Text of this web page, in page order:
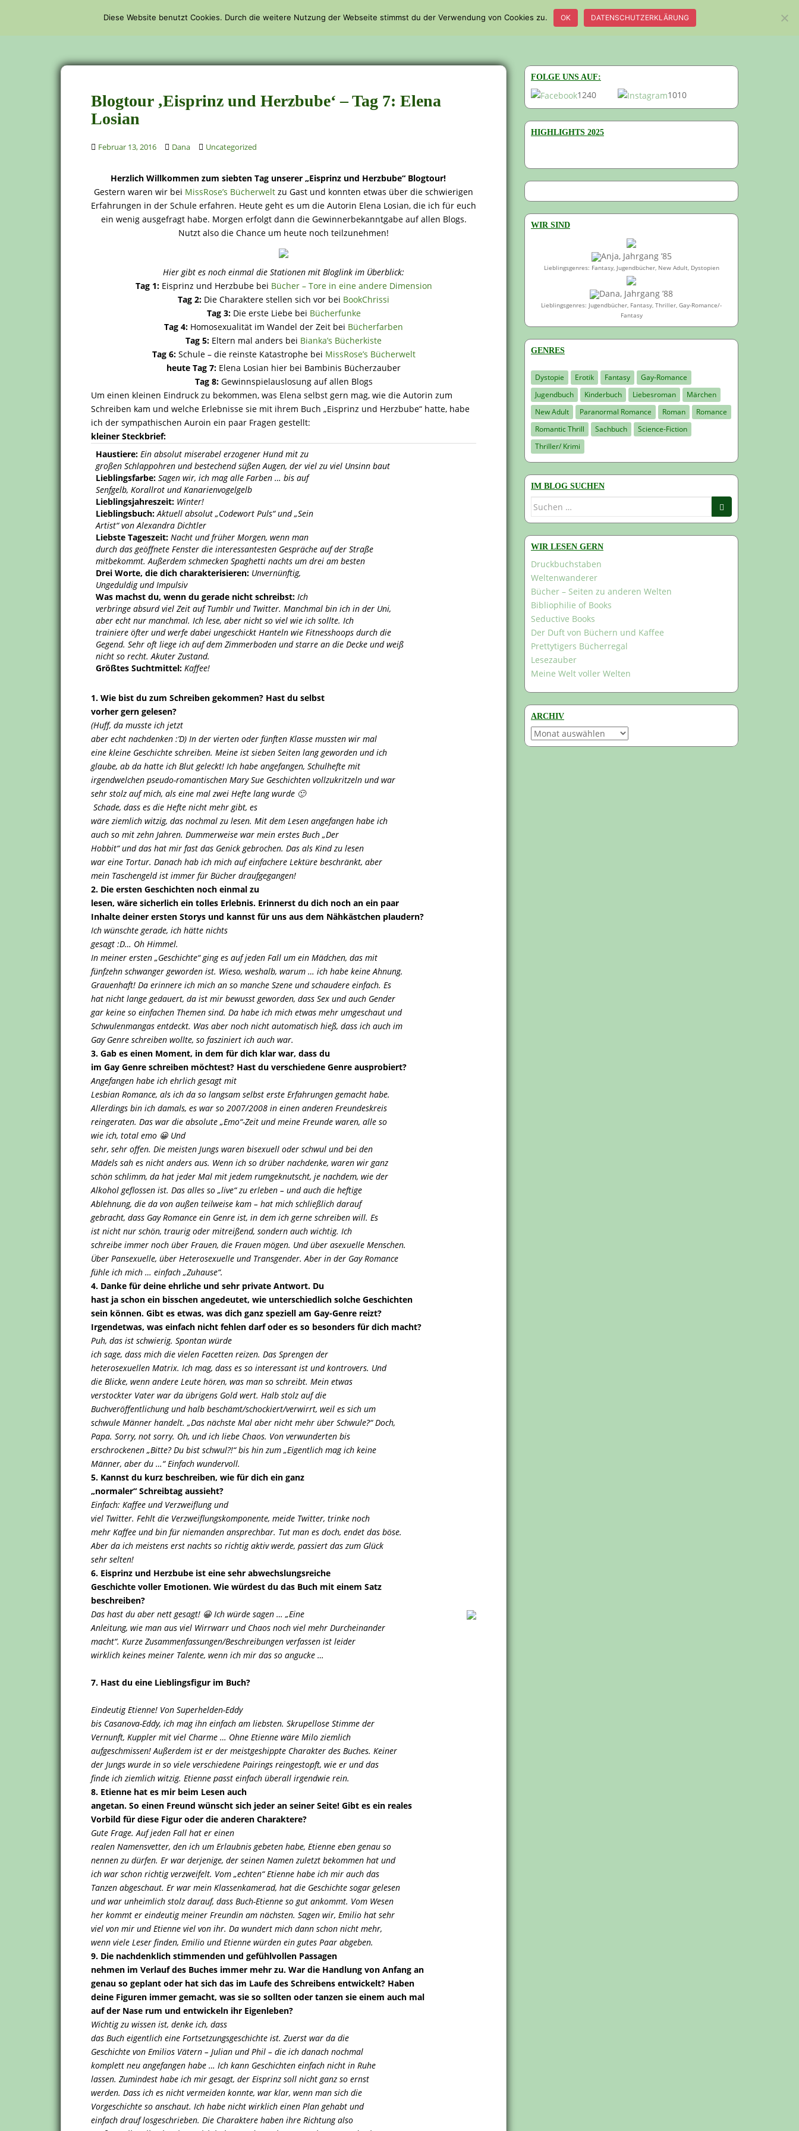
STARTSEITE REZENSIONEN LESEHIGHLIGHTS INTERVIEWS LESEPAUSE ÜBER UNS IMPRESSUM DATENSCHUTZ
Blogtour ‚Eisprinz und Herzbube‘ – Tag 7: Elena
Losian
Februar 13, 2016 Dana Uncategorized
Herzlich Willkommen zum siebten Tag unserer „Eisprinz und Herzbube“ Blogtour!
Gestern waren wir bei MissRose’s Bücherwelt zu Gast und konnten etwas über die schwierigen
Erfahrungen in der Schule erfahren. Heute geht es um die Autorin Elena Losian, die ich für euch
ein wenig ausgefragt habe. Morgen erfolgt dann die Gewinnerbekanntgabe auf allen Blogs.
Nutzt also die Chance um heute noch teilzunehmen!
Hier gibt es noch einmal die Stationen mit Bloglink im Überblick:
Tag 1: Eisprinz und Herzbube bei Bücher – Tore in eine andere Dimension
Tag 2: Die Charaktere stellen sich vor bei BookChrissi
Tag 3: Die erste Liebe bei Bücherfunke
Tag 4: Homosexualität im Wandel der Zeit bei Bücherfarben
Tag 5: Eltern mal anders bei Bianka’s Bücherkiste
Tag 6:Schule – die reinste Katastrophe bei MissRose’s Bücherwelt
heute Tag 7: Elena Losian hier bei Bambinis Bücherzauber
Tag 8: Gewinnspielauslosung auf allen Blogs
Um einen kleinen Eindruck zu bekommen, was Elena selbst gern mag, wie die Autorin zum
Schreiben kam und welche Erlebnisse sie mit ihrem Buch „Eisprinz und Herzbube“ hatte, habe
ich der sympathischen Auroin ein paar Fragen gestellt:
kleiner Steckbrief:
Haustiere: Ein absolut miserabel erzogener Hund mit zu
großen Schlappohren und bestechend süßen Augen, der viel zu viel Unsinn baut
Lieblingsfarbe: Sagen wir, ich mag alle Farben … bis auf
Senfgelb, Korallrot und Kanarienvogelgelb
Lieblingsjahreszeit: Winter!
Lieblingsbuch: Aktuell absolut „Codewort Puls“ und „Sein
Artist“ von Alexandra Dichtler
Liebste Tageszeit: Nacht und früher Morgen, wenn man
durch das geöffnete Fenster die interessantesten Gespräche auf der Straße
mitbekommt. Außerdem schmecken Spaghetti nachts um drei am besten
Drei Worte, die dich charakterisieren: Unvernünftig,
Ungeduldig und Impulsiv
Was machst du, wenn du gerade nicht schreibst: Ich
verbringe absurd viel Zeit auf Tumblr und Twitter. Manchmal bin ich in der Uni,
aber echt nur manchmal. Ich lese, aber nicht so viel wie ich sollte. Ich
trainiere öfter und werfe dabei ungeschickt Hanteln wie Fitnesshoops durch die
Gegend. Sehr oft liege ich auf dem Zimmerboden und starre an die Decke und weiß
nicht so recht. Akuter Zustand.
Größtes Suchtmittel: Kaffee!
1. Wie bist du zum Schreiben gekommen? Hast du selbst
vorher gern gelesen?
(Huff, da musste ich jetzt
aber echt nachdenken :’D) In der vierten oder fünften Klasse mussten wir mal
eine kleine Geschichte schreiben. Meine ist sieben Seiten lang geworden und ich
glaube, ab da hatte ich Blut geleckt! Ich habe angefangen, Schulhefte mit
irgendwelchen pseudo-romantischen Mary Sue Geschichten vollzukritzeln und war
sehr stolz auf mich, als eine mal zwei Hefte lang wurde 🙂
Schade, dass es die Hefte nicht mehr gibt, es
wäre ziemlich witzig, das nochmal zu lesen. Mit dem Lesen angefangen habe ich
auch so mit zehn Jahren. Dummerweise war mein erstes Buch „Der
Hobbit“ und das hat mir fast das Genick gebrochen. Das als Kind zu lesen
war eine Tortur. Danach hab ich mich auf einfachere Lektüre beschränkt, aber
mein Taschengeld ist immer für Bücher draufgegangen!
2. Die ersten Geschichten noch einmal zu
lesen, wäre sicherlich ein tolles Erlebnis. Erinnerst du dich noch an ein paar
Inhalte deiner ersten Storys und kannst für uns aus dem Nähkästchen plaudern?
Ich wünschte gerade, ich hätte nichts
gesagt :D… Oh Himmel.
In meiner ersten „Geschichte“ ging es auf jeden Fall um ein Mädchen, das mit
fünfzehn schwanger geworden ist. Wieso, weshalb, warum … ich habe keine Ahnung.
Grauenhaft! Da erinnere ich mich an so manche Szene und schaudere einfach. Es
hat nicht lange gedauert, da ist mir bewusst geworden, dass Sex und auch Gender
gar keine so einfachen Themen sind. Da habe ich mich etwas mehr umgeschaut und
Schwulenmangas entdeckt. Was aber noch nicht automatisch hieß, dass ich auch im
Gay Genre schreiben wollte, so fasziniert ich auch war.
3. Gab es einen Moment, in dem für dich klar war, dass du
im Gay Genre schreiben möchtest? Hast du verschiedene Genre ausprobiert?
Angefangen habe ich ehrlich gesagt mit
Lesbian Romance, als ich da so langsam selbst erste Erfahrungen gemacht habe.
Allerdings bin ich damals, es war so 2007/2008 in einen anderen Freundeskreis
reingeraten. Das war die absolute „Emo“-Zeit und meine Freunde waren, alle so
wie ich, total emo 😀 Und
sehr, sehr offen. Die meisten Jungs waren bisexuell oder schwul und bei den
Mädels sah es nicht anders aus. Wenn ich so drüber nachdenke, waren wir ganz
schön schlimm, da hat jeder Mal mit jedem rumgeknutscht, je nachdem, wie der
Alkohol geflossen ist. Das alles so „live“ zu erleben – und auch die heftige
Ablehnung, die da von außen teilweise kam – hat mich schließlich darauf
gebracht, dass Gay Romance ein Genre ist, in dem ich gerne schreiben will. Es
ist nicht nur schön, traurig oder mitreißend, sondern auch wichtig. Ich
schreibe immer noch über Frauen, die Frauen mögen. Und über asexuelle Menschen.
Über Pansexuelle, über Heterosexuelle und Transgender. Aber in der Gay Romance
fühle ich mich … einfach „Zuhause“.
4. Danke für deine ehrliche und sehr private Antwort. Du
hast ja schon ein bisschen angedeutet, wie unterschiedlich solche Geschichten
sein können. Gibt es etwas, was dich ganz speziell am Gay-Genre reizt?
Irgendetwas, was einfach nicht fehlen darf oder es so besonders für dich macht?
Puh, das ist schwierig. Spontan würde
ich sage, dass mich die vielen Facetten reizen. Das Sprengen der
heterosexuellen Matrix. Ich mag, dass es so interessant ist und kontrovers. Und
die Blicke, wenn andere Leute hören, was man so schreibt. Mein etwas
verstockter Vater war da übrigens Gold wert. Halb stolz auf die
Buchveröffentlichung und halb beschämt/schockiert/verwirrt, weil es sich um
schwule Männer handelt. „Das nächste Mal aber nicht mehr über Schwule?“ Doch,
Papa. Sorry, not sorry. Oh, und ich liebe Chaos. Von verwunderten bis
erschrockenen „Bitte? Du bist schwul?!“ bis hin zum „Eigentlich mag ich keine
Männer, aber du …“ Einfach wundervoll.
5. Kannst du kurz beschreiben, wie für dich ein ganz
„normaler“ Schreibtag aussieht?
Einfach: Kaffee und Verzweiflung und
viel Twitter. Fehlt die Verzweiflungskomponente, meide Twitter, trinke noch
mehr Kaffee und bin für niemanden ansprechbar. Tut man es doch, endet das böse.
Aber da ich meistens erst nachts so richtig aktiv werde, passiert das zum Glück
sehr selten!
6. Eisprinz und Herzbube ist eine sehr abwechslungsreiche
Geschichte voller Emotionen. Wie würdest du das Buch mit einem Satz
beschreiben?
Das hast du aber nett gesagt! 😀 Ich würde sagen … „Eine
Anleitung, wie man aus viel Wirrwarr und Chaos noch viel mehr Durcheinander
macht“. Kurze Zusammenfassungen/Beschreibungen verfassen ist leider
wirklich keines meiner Talente, wenn ich mir das so angucke …
7. Hast du eine Lieblingsfigur im Buch?
Eindeutig Etienne! Von Superhelden-Eddy
bis Casanova-Eddy, ich mag ihn einfach am liebsten. Skrupellose Stimme der
Vernunft, Kuppler mit viel Charme … Ohne Etienne wäre Milo ziemlich
aufgeschmissen! Außerdem ist er der meistgeshippte Charakter des Buches. Keiner
der Jungs wurde in so viele verschiedene Pairings reingestopft, wie er und das
finde ich ziemlich witzig. Etienne passt einfach überall irgendwie rein.
8. Etienne hat es mir beim Lesen auch
angetan. So einen Freund wünscht sich jeder an seiner Seite! Gibt es ein reales
Vorbild für diese Figur oder die anderen Charaktere?
Gute Frage. Auf jeden Fall hat er einen
realen Namensvetter, den ich um Erlaubnis gebeten habe, Etienne eben genau so
nennen zu dürfen. Er war derjenige, der seinen Namen zuletzt bekommen hat und
ich war schon richtig verzweifelt. Vom „echten“ Etienne habe ich mir auch das
Tanzen abgeschaut. Er war mein Klassenkamerad, hat die Geschichte sogar gelesen
und war unheimlich stolz darauf, dass Buch-Etienne so gut ankommt. Vom Wesen
her kommt er eindeutig meiner Freundin am nächsten. Sagen wir, Emilio hat sehr
viel von mir und Etienne viel von ihr. Da wundert mich dann schon nicht mehr,
wenn viele Leser finden, Emilio und Etienne würden ein gutes Paar abgeben.
9. Die nachdenklich stimmenden und gefühlvollen Passagen
nehmen im Verlauf des Buches immer mehr zu. War die Handlung von Anfang an
genau so geplant oder hat sich das im Laufe des Schreibens entwickelt? Haben
deine Figuren immer gemacht, was sie so sollten oder tanzen sie einem auch mal
auf der Nase rum und entwickeln ihr Eigenleben?
Wichtig zu wissen ist, denke ich, dass
das Buch eigentlich eine Fortsetzungsgeschichte ist. Zuerst war da die
Geschichte von Emilios Vätern – Julian und Phil – die ich danach nochmal
komplett neu angefangen habe … Ich kann Geschichten einfach nicht in Ruhe
lassen. Zumindest habe ich mir gesagt, der Eisprinz soll nicht ganz so ernst
werden. Dass ich es nicht vermeiden konnte, war klar, wenn man sich die
Vorgeschichte so anschaut. Ich habe nicht wirklich einen Plan gehabt und
einfach drauf losgeschrieben. Die Charaktere haben ihre Richtung also
FOLGE UNS AUF:
1240 1010
HIGHLIGHTS 2025
WIR SIND
Anja, Jahrgang ’85
Lieblingsgenres: Fantasy, Jugendbücher, New Adult, Dystopien
Dana, Jahrgang ’88
Lieblingsgenres: Jugendbücher, Fantasy, Thriller, Gay-Romance/-
Fantasy
GENRES
Dystopie Erotik Fantasy
Gay-Romance
Jugendbuch
Kinderbuch Liebesroman
Märchen
New Adult
Paranormal Romance Roman
Romance
Romantic Thrill
Sachbuch
Science-Fiction
Thriller/ Krimi
IM BLOG SUCHEN
Suchen
WIR LESEN GERN
Druckbuchstaben
Weltenwanderer
Bücher – Seiten zu anderen Welten
Bibliophilie of Books
Seductive Books
Der Duft von Büchern und Kaffee
Prettytigers Bücherregal
Lesezauber
Meine Welt voller Welten
ARCHIV
Archiv
Diese Website benutzt Cookies. Durch die weitere Nutzung der Webseite stimmst du der Verwendung von Cookies zu. OK DATENSCHUTZERKLÄRUNG